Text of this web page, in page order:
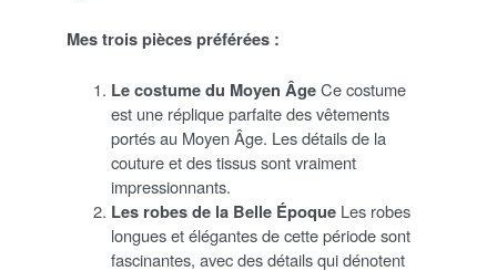
Mes trois pièces préférées :
Le costume du Moyen ÂgeCe costume
est une réplique parfaite des vêtements
portés au Moyen Âge. Les détails de la
couture et des tissus sont vraiment
impressionnants.
Les robes de la Belle Époque Les robes
longues et élégantes de cette période sont
fascinantes, avec des détails qui dénotent